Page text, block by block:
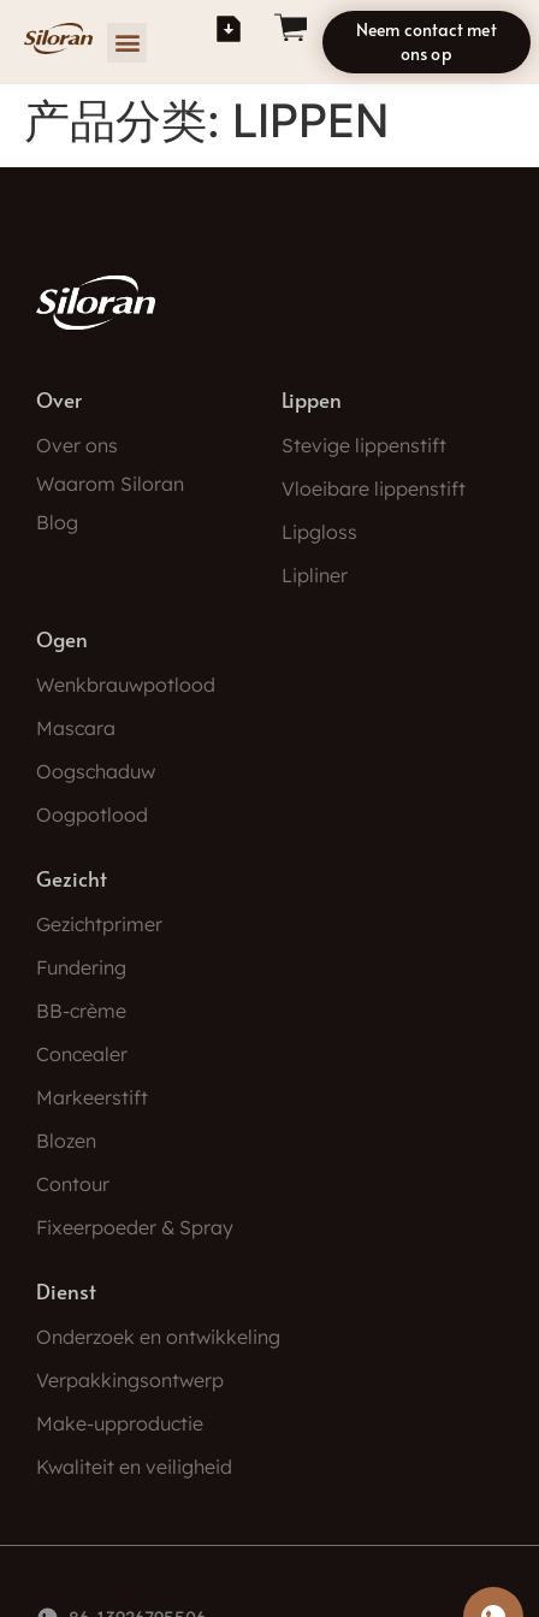
Neem contact met
ons op
产品分类: LIPPEN
Over
Over ons
Waarom Siloran
Blog
Lippen
Stevige lippenstift
Vloeibare lippenstift
Lipgloss
Lipliner
Ogen
Wenkbrauwpotlood
Mascara
Oogschaduw
Oogpotlood
Gezicht
Gezichtprimer
Fundering
BB-crème
Concealer
Markeerstift
Blozen
Contour
Fixeerpoeder & Spray
Dienst
Onderzoek en ontwikkeling
Verpakkingsontwerp
Make-upproductie
Kwaliteit en veiligheid